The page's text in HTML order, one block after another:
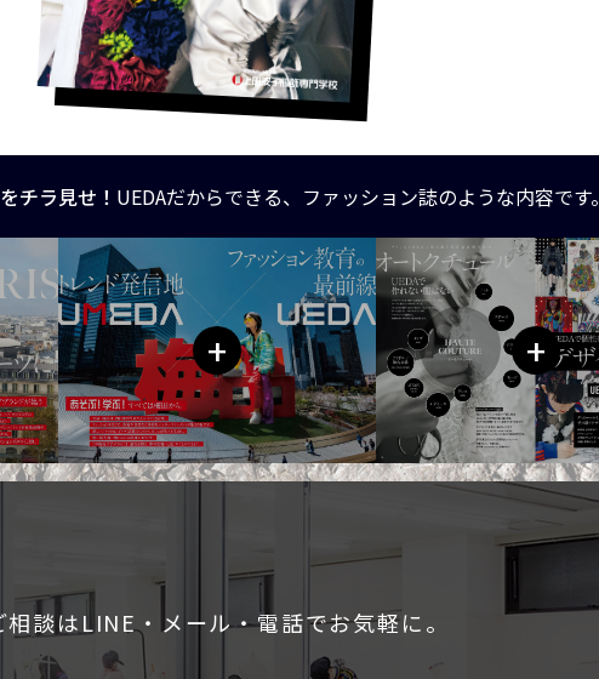
チラ見せ！ UEDAだからできる、ファッション誌のような内容です。
+ +
相談はLINE・メール・電話でお気軽に。